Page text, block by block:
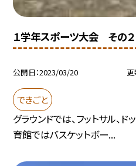
１学年スポーツ大会 その２
公開日 2023/03/20 更
できごと
グラウンドでは、フットサル、
育館ではバスケットボー...